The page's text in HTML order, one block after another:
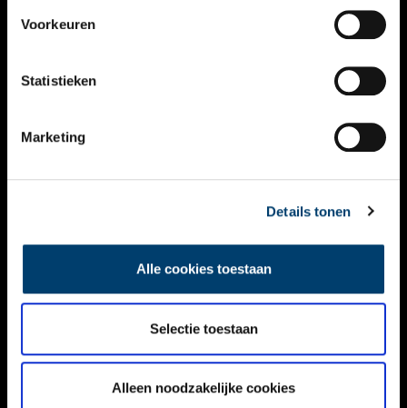
Voorkeuren
Statistieken
Marketing
Details tonen
Alle cookies toestaan
Selectie toestaan
Alleen noodzakelijke cookies
NIEUWSBRIEF
DISCLAIMER
TOEGANKELIJKHEID
Volg ONH op social media